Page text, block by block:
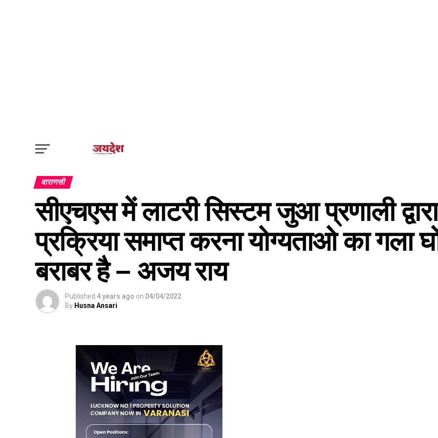
वाराणसी
सीएचएस में लाटरी सिस्टम जुआ प्रणाली
प्रक्रिया समाप्त करना योग्यताओ का गला
बराबर है – अजय राय
Published 4 years ago on 04/04/2022
By Husna Ansari